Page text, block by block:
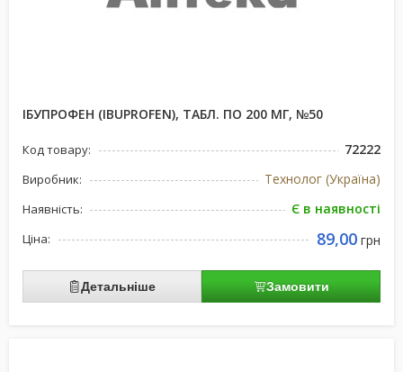
ІБУПРОФЕН (IBUPROFEN), ТАБЛ. ПО 200 МГ, №50
Код товару: 72222
Виробник: Технолог (Україна)
Наявність: Є в наявності
Ціна: 89,00 грн
Детальніше Замовити